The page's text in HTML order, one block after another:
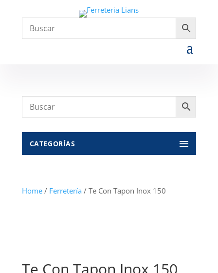
CATEGORÍAS
Home/ Ferretería/ Te Con Tapon Inox 150
Te Con Tapon Inox 150